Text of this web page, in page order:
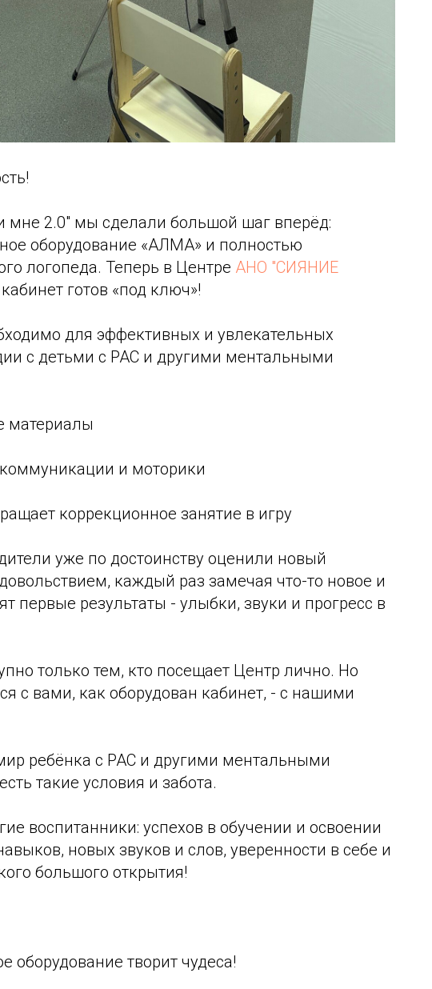
мне 2.0" мы сделали большой шаг вперёд:
оборудование «АЛМА» и полностью
логопеда. Теперь в Центре АНО "СИЯНИЕ
готов «под ключ»!
для эффективных и увлекательных
с детьми с РАС и другими ментальными
материалы
и моторики
коррекционное занятие в игру
уже по достоинству оценили новый
каждый раз замечая что-то новое и
первые результаты - улыбки, звуки и прогресс в
только тем, кто посещает Центр лично. Но
с вами, как оборудован кабинет, - с нашими
ребёнка с РАС и другими ментальными
такие условия и забота.
воспитанники: успехов в обучении и освоении
новых звуков и слов, уверенности в себе и
большого открытия!
оборудование творит чудеса!